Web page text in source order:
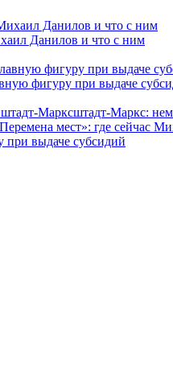
Данилов и что с ним
фигуру при выдаче
Марксштадт-Маркс:
мест»: где сейчас
при выдаче субсидий